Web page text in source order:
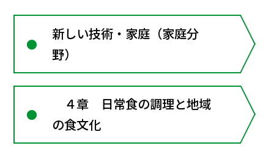
新しい技術・家庭（家庭分
野）
４章 日常食の調理と地域
の食文化